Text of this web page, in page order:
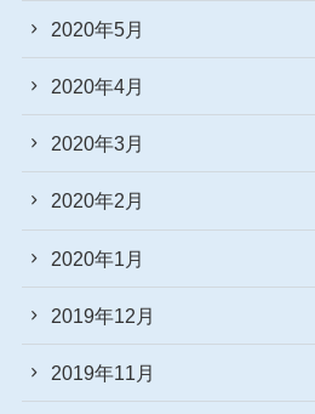
2020年5月
2020年4月
2020年3月
2020年2月
2020年1月
2019年12月
2019年11月